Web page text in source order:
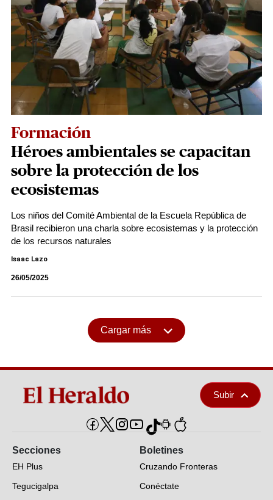
Formación
Héroes ambientales se capacitan
sobre la protección de los
ecosistemas
Los niños del Comité Ambiental de la Escuela República de
Brasil recibieron una charla sobre ecosistemas y la protección
de los recursos naturales
Isaac Lazo
26/05/2025
Cargar más
Subir
Secciones
EH Plus
Tegucigalpa
Boletines
Cruzando Fronteras
Conéctate